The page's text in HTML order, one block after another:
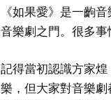
《如果愛》是一齣
音樂劇之門。很多事
記得當初認識方家
樂，但大家對音樂